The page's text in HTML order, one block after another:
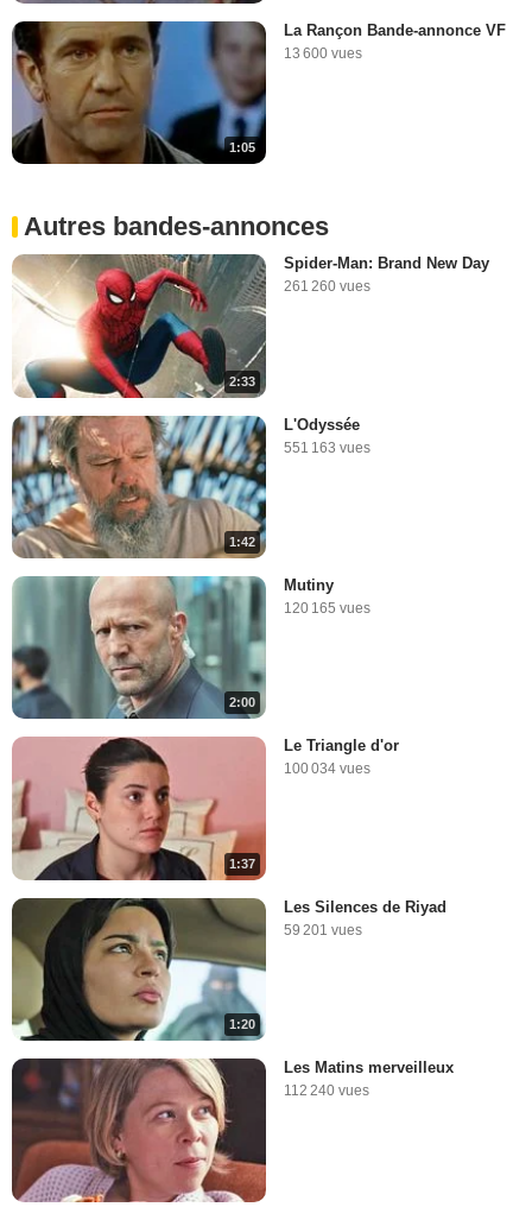
1:05
La Rançon Bande-annonce VF
13 600 vues
Autres bandes-annonces
2:33
Spider-Man: Brand New Day
261 260 vues
1:42
L'Odyssée
551 163 vues
2:00
Mutiny
120 165 vues
1:37
Le Triangle d'or
100 034 vues
1:20
Les Silences de Riyad
59 201 vues
Les Matins merveilleux
112 240 vues